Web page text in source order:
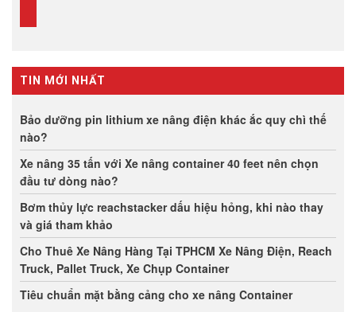
TIN MỚI NHẤT
Bảo dưỡng pin lithium xe nâng điện khác ắc quy chì thế
nào?
Xe nâng 35 tấn với Xe nâng container 40 feet nên chọn
đầu tư dòng nào?
Bơm thủy lực reachstacker dấu hiệu hỏng, khi nào thay
và giá tham khảo
Cho Thuê Xe Nâng Hàng Tại TPHCM Xe Nâng Điện, Reach
Truck, Pallet Truck, Xe Chụp Container
Tiêu chuẩn mặt bằng cảng cho xe nâng Container